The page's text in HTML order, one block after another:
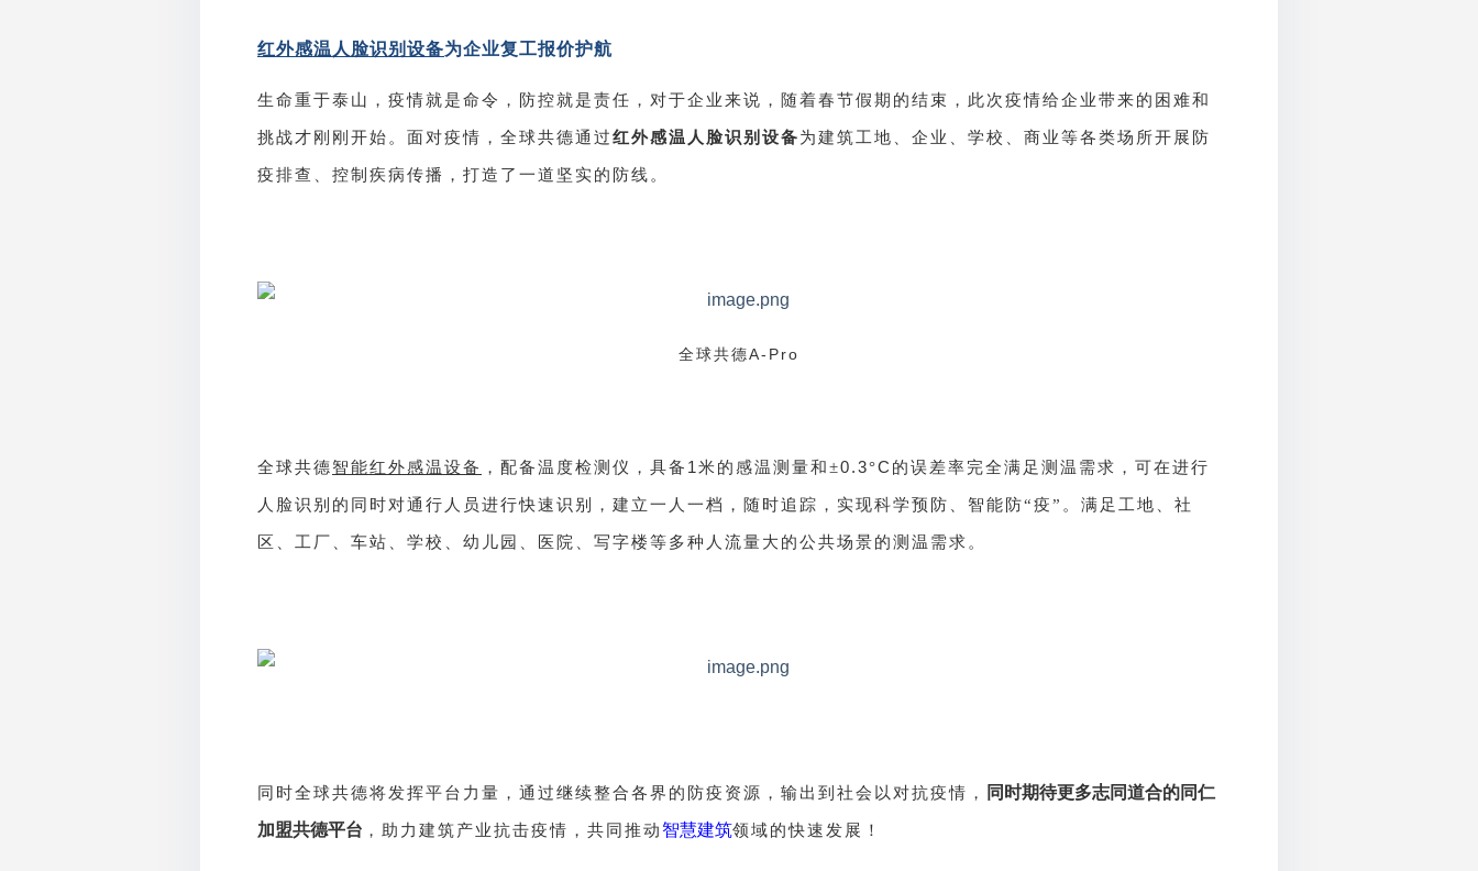
红外感温人脸识别设备为企业复工报价护航
生命重于泰山，疫情就是命令，防控就是责任，对于企业来说，随着春节假期的结束，此次疫情给企业带来的困难和
挑战才刚刚开始。面对疫情，全球共德通过红外感温人脸识别设备为建筑工地、企业、学校、商业等各类场所开展防
疫排查、控制疾病传播，打造了一道坚实的防线。
全球共德A-Pro
全球共德智能红外感温设备 ，配备温度检测仪，具备 1米的感温测量和±0.3°C 的误差率完全满足测温需求，可在进行
人脸识别的同时对通行人员进行快速识别，建立一人一档，随时追踪，实现科学预防、智能防“疫”。满足工地、社
区、工厂、车站、学校、幼儿园、医院、写字楼等多种人流量大的公共场景的测温需求。
同时全球共德将发挥平台力量，通过继续整合各界的防疫资源，输出到社会以对抗疫情，
同时期待更多志同道合的同仁
加盟共德平台 ，助力建筑产业抗击疫情，共同推动 智慧建筑领域的快速发展！